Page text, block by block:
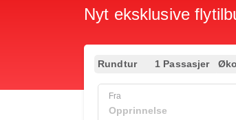
Nyt eksklusive
Rundtur 1 Passasjer
Fra